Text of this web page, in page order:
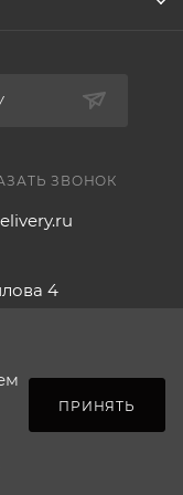
Ночной
воду и энергию
посудой.
работу
тихий и
кухне,
с
качество,
модель станет
ЗВОНОК
4
ПРИНЯТЬ